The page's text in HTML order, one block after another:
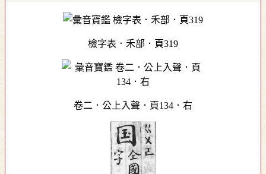
檢字表．禾部．頁319
卷二．公上入聲．頁134．右